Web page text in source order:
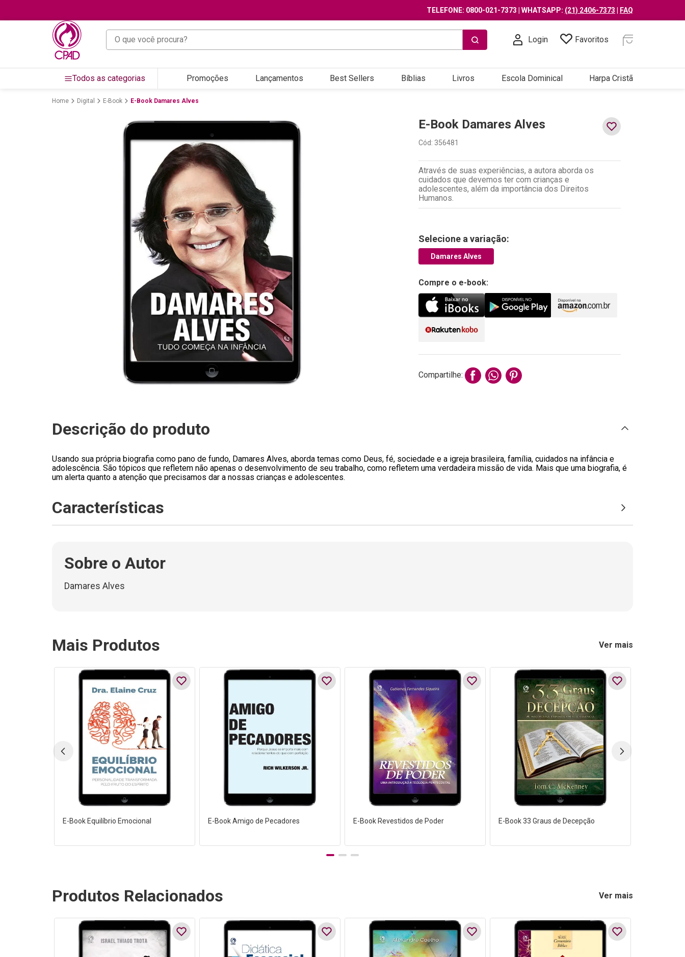
TELEFONE: 0800-021-7373 | WHATSAPP: (21) 2406-7373 FAQ
O que você procura?
Login Favoritos
Todos as categorias Promoções Lançamentos Best Sellers Bíblias Livros Escola Dominical Harpa Cristã
Digital E-Book E-Book Damares Alves
E-Book Damares Alves
Cód: 356481
Através de suas experiências, a autora aborda os
cuidados que devemos ter com crianças e
adolescentes, além da importância dos Direitos
Humanos.
Selecione a variação:
Damares Alves
Compre o e-book:
Compartilhe:
Descrição do produto
Usando sua própria biografia como pano de fundo, Damares Alves, aborda temas como Deus, fé, sociedade e a igreja brasileira, família, cuidados na infância e
adolescência. São tópicos que refletem não apenas o desenvolvimento de seu trabalho, como refletem uma verdadeira missão de vida. Mais que uma biografia, é
um alerta quanto a atenção que precisamos dar a nossas crianças e adolescentes.
Características
Sobre o Autor
Damares Alves
Mais Produtos Ver mais
E-Book Equilíbrio Emocional E-Book Amigo de Pecadores E-Book Revestidos de Poder E-Book 33 Graus de Decepção
Produtos Relacionados Ver mais